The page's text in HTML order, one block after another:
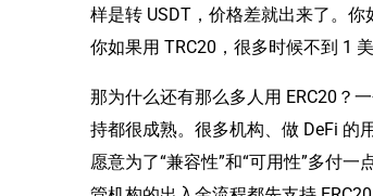
样是转 USDT，价格差就出来了。你
你如果用 TRC20，很多时候不到 1
那为什么还有那么多人用 ERC20？
持都很成熟。很多机构、做 DeFi 的
愿意为了“兼容性”和“可用性”多付